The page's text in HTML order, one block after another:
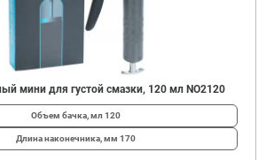
мини для густой смазки, 120 мл NO2120
Объем бачка, мл 120
Длина наконечника, мм 170